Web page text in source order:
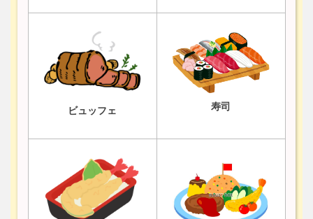
ビュッフェ 寿司